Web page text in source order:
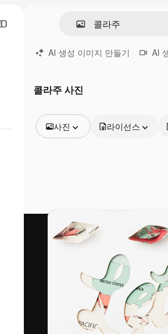
AI 생성 이미지 만들기 AI
콜라주 사진
사진
동영상
영상 클립
모션 그래픽
동영상 템플릿
라이선스
최고의 결과물을 이
플랫폼. 크리에이
스튜디오를 아우르
자.